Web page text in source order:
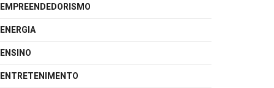
EMPREENDEDORISMO
ENERGIA
ENSINO
ENTRETENIMENTO